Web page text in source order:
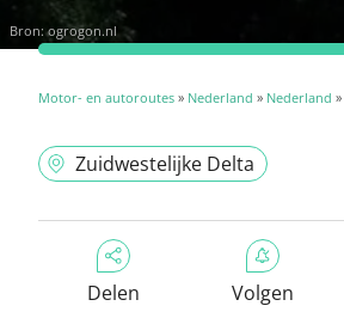
Bron:ogrogon.nl
Motor- en autoroutes » Nederland » Nederland »
Zuidwestelijke Delta
Delen Volgen